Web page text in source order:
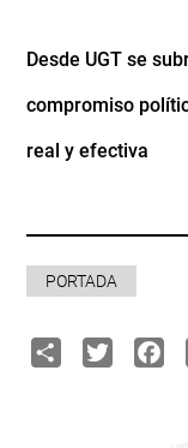
Desde UGT se
compromiso
real y efectiva
PORTADA
Share